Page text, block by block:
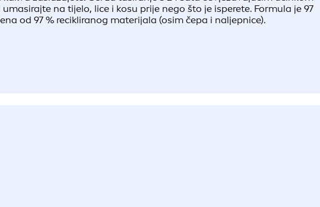
na tijelo, lice i kosu prije nego što je isperete. Formula je 97
od 97 % recikliranog materijala (osim čepa i naljepnice).